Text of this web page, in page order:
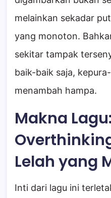
melainkan sekadar
yang monoton.
sekitar tampak
baik-baik saja,
menambah hampa.
Makna Lagu:
Lelah yang
Inti dari lagu ini